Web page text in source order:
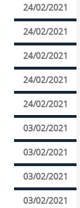
24/02/2021
24/02/2021
24/02/2021
24/02/2021
24/02/2021
03/02/2021
03/02/2021
03/02/2021
03/02/2021